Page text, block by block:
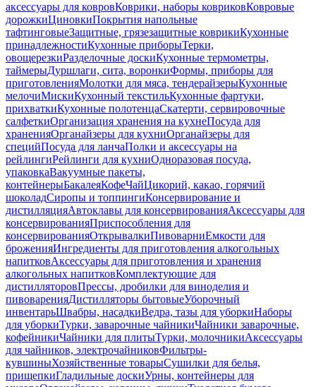
аксессуары для ковровКоврики, наборы ковриковКовровые
дорожкиЦиновкиПокрытия напольные
тафтинговыеЗащитные, грязезащитные коврикиКухонные
принадлежностиКухонные приборыТерки,
овощерезкиРазделочные доскиКухонные термометры,
таймерыДуршлаги, сита, воронкиФормы, приборы для
приготовленияМолотки для мяса, тендерайзерыКухонные
мелочиМискиКухонный текстильКухонные фартуки,
прихваткиКухонные полотенцаСкатерти, сервировочные
салфеткиОрганизация хранения на кухнеПосуда для
храненияОрганайзеры для кухниОрганайзеры для
специйПосуда для ланчаПолки и аксессуары на
рейлингиРейлинги для кухниОдноразовая посуда,
упаковкаВакуумные пакеты,
контейнерыБакалеяКофеЧайЦикорий, какао, горячий
шоколадСиропы и топпингиКонсервирование и
дистилляцияАвтоклавы для консервированияАксессуары для
консервированияПриспособления для
консервированияОткрывалкиПивоварниЕмкости для
броженияИнгредиенты для приготовления алкогольных
напитковАксессуары для приготовления и хранения
алкогольных напитковКомплектующие для
дистилляторовПрессы, дробилки для виноделия и
пивоваренияДистилляторы бытовыеУборочный
инвентарьШвабры, насадкиВедра, тазы для уборкиНаборы
для уборкиТурки, заварочные чайникиЧайники заварочные,
кофейникиЧайники для плитыТурки, молочникиАксессуары
для чайников, электрочайниковФильтры-
кувшиныХозяйственные товарыСушилки для белья,
прищепкиГладильные доскиУрны, контейнеры для